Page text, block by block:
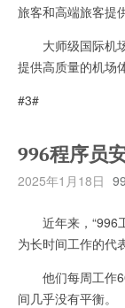
旅客和高端旅客提
大师级国际机场
提供高质量的机场
#3#
996程序员
2025年1月18日
近年来，“996工
为长时间工作的代
他们每周工作60
间几乎没有平衡。